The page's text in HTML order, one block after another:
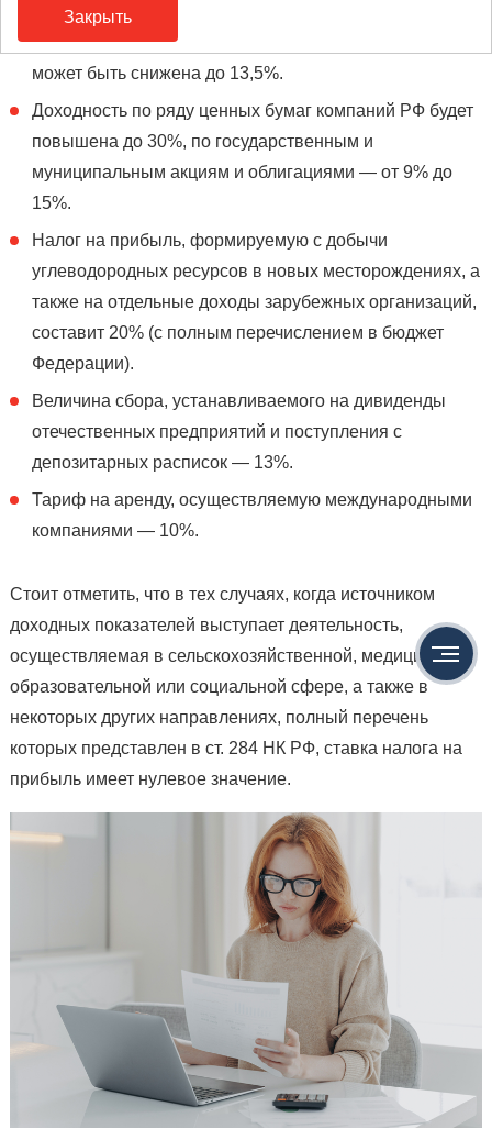
При наличии соответствующего решения местных
властей в отношении некоторых предприятий ставка
может быть снижена до 13,5%.
Доходность по ряду ценных бумаг компаний РФ будет
повышена до 30%, по государственным и
муниципальным акциям и облигациями — от 9% до
15%.
Налог на прибыль, формируемую с добычи
углеводородных ресурсов в новых месторождениях, а
также на отдельные доходы зарубежных организаций,
составит 20% (с полным перечислением в бюджет
Федерации).
Величина сбора, устанавливаемого на дивиденды
отечественных предприятий и поступления с
депозитарных расписок — 13%.
Тариф на аренду, осуществляемую международными
компаниями — 10%.
Стоит отметить, что в тех случаях, когда источником
доходных показателей выступает деятельность,
осуществляемая в сельскохозяйственной, медицинской,
образовательной или социальной сфере, а также в
некоторых других направлениях, полный перечень
которых представлен в ст. 284 НК РФ, ставка налога на
прибыль имеет нулевое значение.
Закрыть